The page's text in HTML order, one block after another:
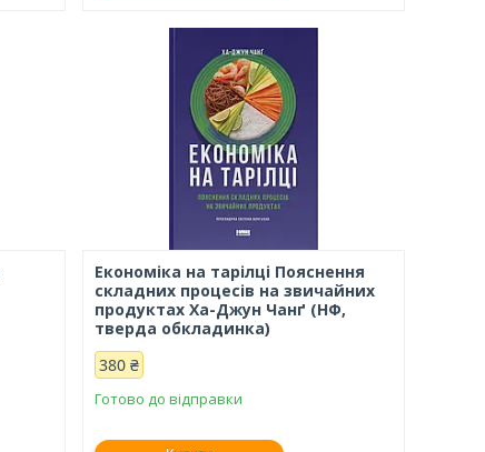
Економіка на тарілці Пояснення
складних процесів на звичайних
продуктах Ха-Джун Чанґ (НФ,
тверда обкладинка)
380 ₴
Готово до відправки